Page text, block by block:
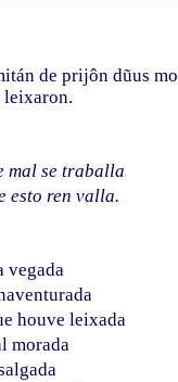
de prijôn dũus
leixaron.
mal se traballa
esto ren valla.
vegada
houve leixada
morada